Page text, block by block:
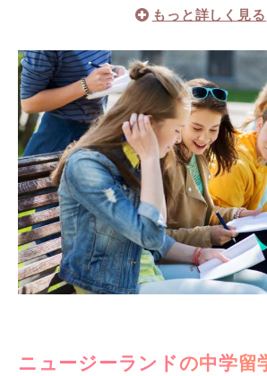
だり現地の学生と交流したりといっ
留学にかかる費用は1週間で5万円程度
40万円程度のものまでさまざまです。
サポート内容はプログラムによって異
で費用に含まれているのかを細かく確
くださいね。
ニュージーランドの中学留